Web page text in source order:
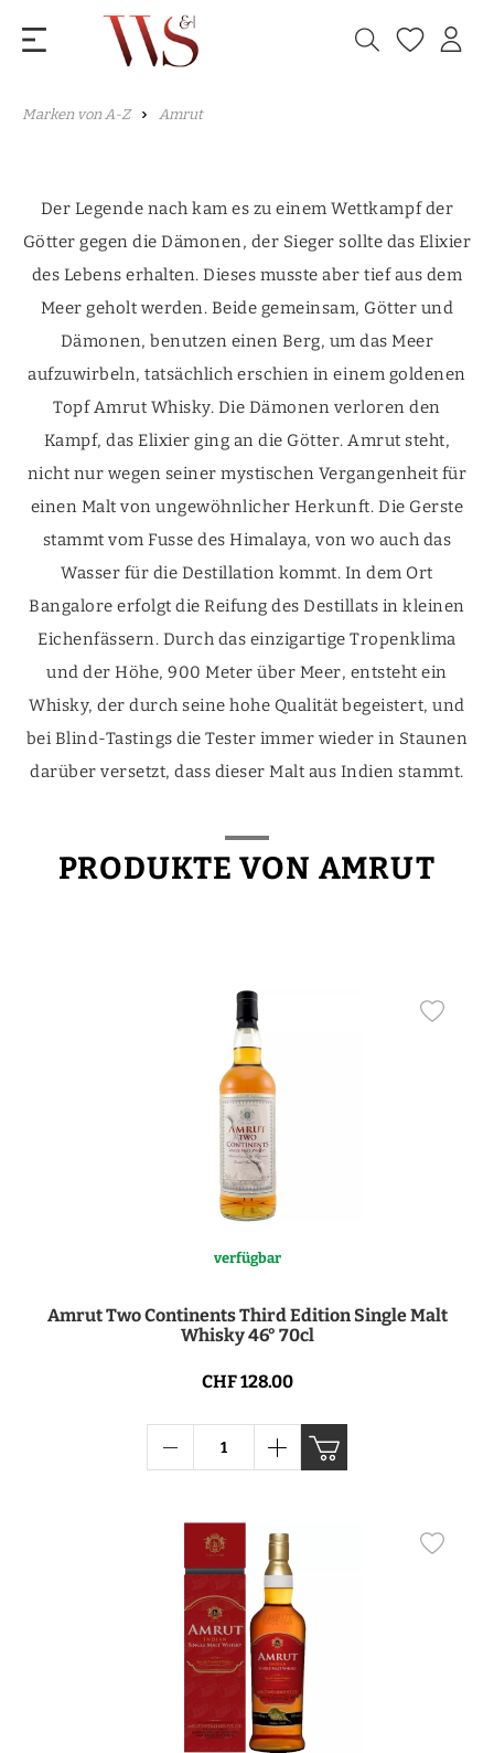
Marken von A-Z Amrut
Der Legende nach kam es zu einem Wettkampf der
Götter gegen die Dämonen, der Sieger sollte das Elixier
des Lebens erhalten. Dieses musste aber tief aus dem
Meer geholt werden. Beide gemeinsam, Götter und
Dämonen, benutzen einen Berg, um das Meer
aufzuwirbeln, tatsächlich erschien in einem goldenen
Topf Amrut Whisky. Die Dämonen verloren den
Kampf, das Elixier ging an die Götter. Amrut steht,
nicht nur wegen seiner mystischen Vergangenheit für
einen Malt von ungewöhnlicher Herkunft. Die Gerste
stammt vom Fusse des Himalaya, von wo auch das
Wasser für die Destillation kommt. In dem Ort
Bangalore erfolgt die Reifung des Destillats in kleinen
Eichenfässern. Durch das einzigartige Tropenklima
und der Höhe, 900 Meter über Meer, entsteht ein
Whisky, der durch seine hohe Qualität begeistert, und
bei Blind-Tastings die Tester immer wieder in Staunen
darüber versetzt, dass dieser Malt aus Indien stammt.
PRODUKTE VON AMRUT
verfügbar
Amrut Two Continents Third Edition Single Malt
Whisky 46° 70cl
CHF 128.00